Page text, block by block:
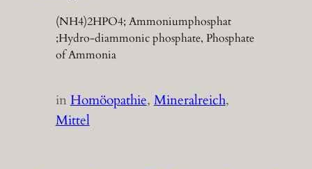
(NH4)2HPO4; Ammoniumphosphat
;Hydro-diammonic phosphate, Phosphate
of Ammonia
inHomöopathie, Mineralreich
Mittel